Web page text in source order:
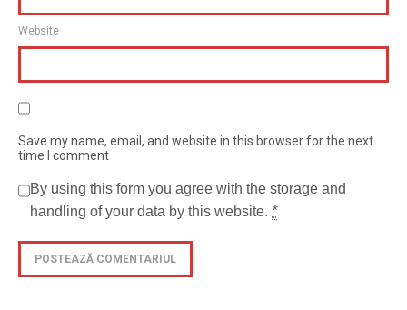
Website
Save my name, email, and website in this browser for the next
time I comment
By using this form you agree with the storage and
handling of your data by this website. *